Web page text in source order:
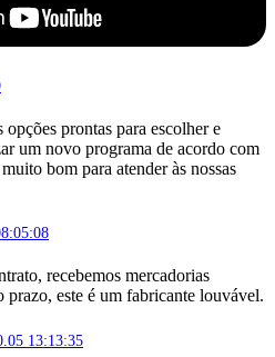
opções prontas para escolher e
um novo programa de acordo com
bom para atender às nossas
recebemos mercadorias
prazo, este é um fabricante louvável.
13:13:35